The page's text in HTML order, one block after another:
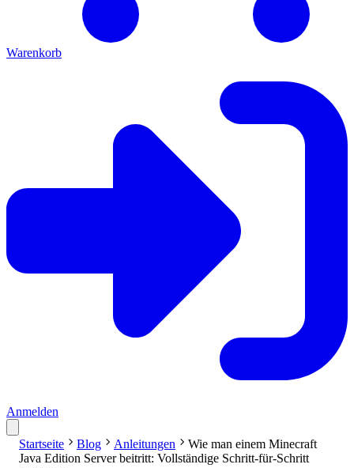
Warenkorb
Anmelden
Startseite Blog Anleitungen
Wie man einem Minecraft
Java Edition Server beitritt: Vollständige Schritt-für-Schritt